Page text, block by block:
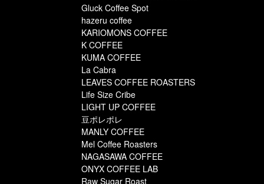
Gluck Coffee Spot
hazeru coffee
KARIOMONS COFFEE
K COFFEE
KUMA COFFEE
La Cabra
LEAVES COFFEE ROASTERS
Life Size Cribe
LIGHT UP COFFEE
豆ポレポレ
MANLY COFFEE
Mel Coffee Roasters
NAGASAWA COFFEE
ONYX COFFEE LAB
Raw Sugar Roast